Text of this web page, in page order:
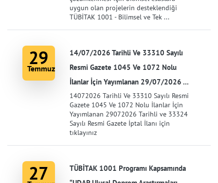
uygun olan projelerin desteklendiği
TÜBİTAK 1001 - Bilimsel ve Tek ...
29
Temmuz
14/07/2026 Tarihli Ve 33310 Sayılı
Resmi Gazete 1045 Ve 1072 Nolu
İlanlar İçin Yayımlanan 29/07/2026 ...
14072026 Tarihli Ve 33310 Sayılı Resmi
Gazete 1045 Ve 1072 Nolu İlanlar İçin
Yayımlanan 29072026 Tarihli ve 33324
Sayılı Resmi Gazete İptal İlanı için
tıklayınız
27
TÜBİTAK 1001 Programı Kapsamında